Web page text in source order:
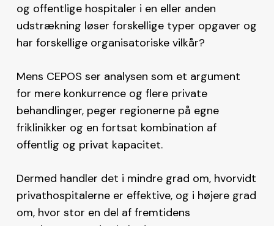
og offentlige hospitaler i en eller anden
udstrækning løser forskellige typer opgaver og
har forskellige organisatoriske vilkår?
Mens CEPOS ser analysen som et argument
for mere konkurrence og flere private
behandlinger, peger regionerne på egne
friklinikker og en fortsat kombination af
offentlig og privat kapacitet.
Dermed handler det i mindre grad om, hvorvidt
privathospitalerne er effektive, og i højere grad
om, hvor stor en del af fremtidens